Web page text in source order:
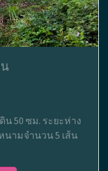
น 50 ซม. ระยะห่าง
นามจำนวน 5 เส้น